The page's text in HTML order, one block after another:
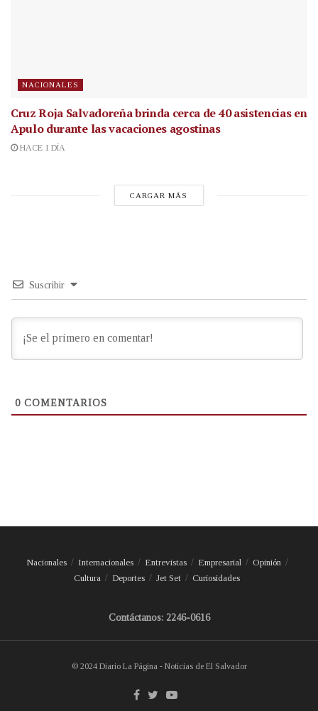
NACIONALES
Cruz Roja Salvadoreña brinda cerca de 40 asistencias en
Apulo durante las vacaciones agostinas
HACE 1 DÍA
CARGAR MÁS
Suscribir
0 COMENTARIOS
Nacionales Internacionales Entrevistas Empresarial
Opinión
Cultura
Deportes Jet Set Curiosidades
Contáctanos: 2246-0616
© 2024 Diario La Página - Noticias de El Salvador